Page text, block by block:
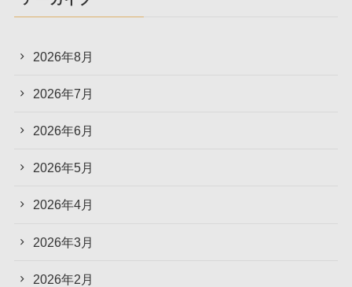
2026年8月
2026年7月
2026年6月
2026年5月
2026年4月
2026年3月
2026年2月